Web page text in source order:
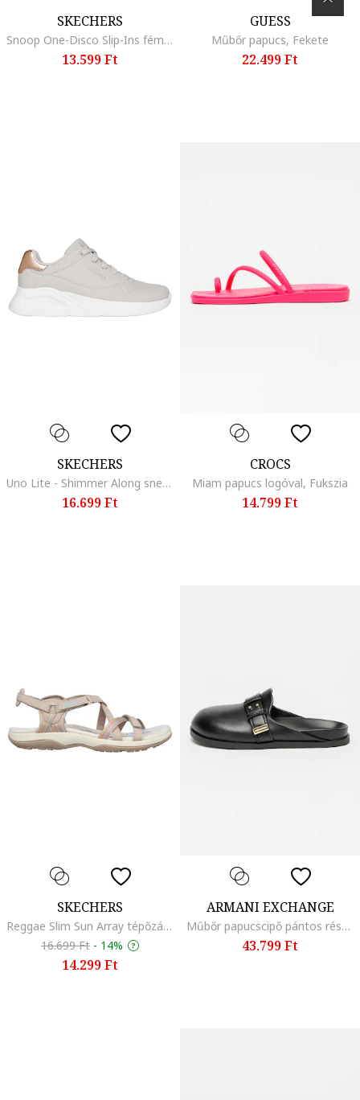
SKECHERS
Snoop One-Disco Slip-Ins fémes hatású cipő, Ezüstszín
13.599 Ft
GUESS
Műbőr papucs, Fekete
22.499 Ft
SKECHERS
Uno Lite - Shimmer Along sneaker fémes hatású részletekkel, Halvány rózsaszín/Bronzszín
16.699 Ft
CROCS
Miam papucs logóval, Fukszia
14.799 Ft
SKECHERS
Reggae Slim Sun Array tépőzáras szandál, Világos tópbarna
16.699 Ft - 14%
14.299 Ft
ARMANI EXCHANGE
Műbőr papucscipő pántos részlettel, Fekete
43.799 Ft